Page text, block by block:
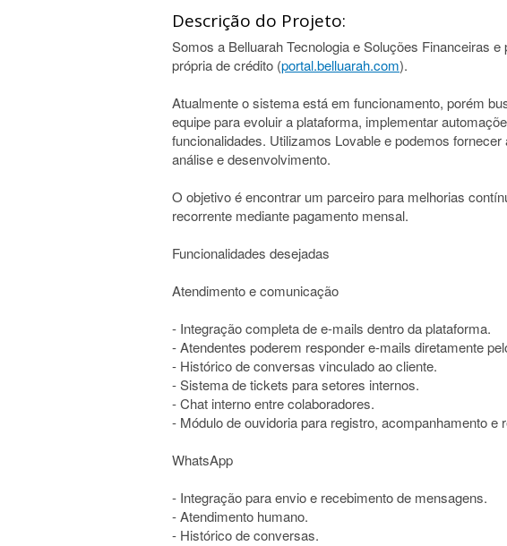
Descrição do Projeto:
Somos a Belluarah Tecnologia e Soluções Financeiras
própria de crédito (portal.belluarah.com).
Atualmente o sistema está em funcionamento, porém
equipe para evoluir a plataforma, implementar
funcionalidades. Utilizamos Lovable e podemos
análise e desenvolvimento.
O objetivo é encontrar um parceiro para melhorias
recorrente mediante pagamento mensal.
Funcionalidades desejadas
Atendimento e comunicação
- Integração completa de e-mails dentro da plataforma.
- Atendentes poderem responder e-mails diretamente
- Histórico de conversas vinculado ao cliente.
- Sistema de tickets para setores internos.
- Chat interno entre colaboradores.
- Módulo de ouvidoria para registro, acompanhamento e
WhatsApp
- Integração para envio e recebimento de mensagens.
- Atendimento humano.
- Histórico de conversas.